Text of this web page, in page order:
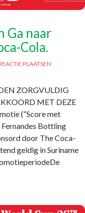
Ga naar
Cola.
PLAATSEN
ZORGVULDIG
MET DEZE
(“Score met
Bottling
door The Coca-
geldig in Suriname